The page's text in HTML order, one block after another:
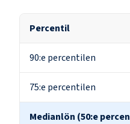
Percentil
90:e percentilen
75:e percentilen
Medianlön (50:e